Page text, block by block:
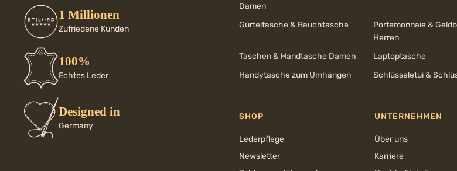
1 Millionen
Zufriedene Kunden
100%
Echtes Leder
Designed in
Germany
Damen
Gürteltasche & Bauchtasche
Portemonnaie &
Herren
Taschen & Handtasche Damen Laptoptasche
Handytasche zum Umhängen
Schlüsseletui &
SHOP
Lederpflege
Newsletter
UNTERNEHMEN
Über uns
Karriere